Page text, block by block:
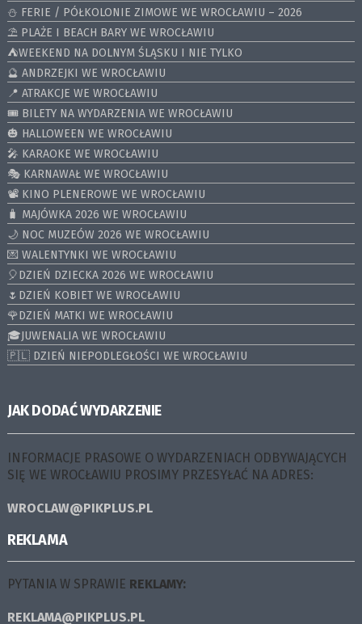
⛄️ FERIE / PÓŁKOLONIE ZIMOWE WE WROCŁAWIU – 2026
⛱️ PLAŻE I BEACH BARY WE WROCŁAWIU
⛺️WEEKEND NA DOLNYM ŚLĄSKU I NIE TYLKO
🔮 ANDRZEJKI WE WROCŁAWIU
📍 ATRAKCJE WE WROCŁAWIU
🎟️ BILETY NA WYDARZENIA WE WROCŁAWIU
🎃 HALLOWEEN WE WROCŁAWIU
🎤 KARAOKE WE WROCŁAWIU
🎭 KARNAWAŁ WE WROCŁAWIU
📽️ KINO PLENEROWE WE WROCŁAWIU
🧳 MAJÓWKA 2026 WE WROCŁAWIU
🌙 NOC MUZEÓW 2026 WE WROCŁAWIU
💌 WALENTYNKI WE WROCŁAWIU
🎈DZIEŃ DZIECKA 2026 WE WROCŁAWIU
🌷DZIEŃ KOBIET WE WROCŁAWIU
🌹DZIEŃ MATKI WE WROCŁAWIU
🎓JUWENALIA WE WROCŁAWIU
🇵🇱 DZIEŃ NIEPODLEGŁOŚCI WE WROCŁAWIU
JAK DODAĆ WYDARZENIE
INFORMACJE PRASOWE O WYDARZENIACH ODBYWAJĄCYCH
SIĘ WE WROCŁAWIU PROSIMY PRZESYŁAĆ NA ADRES:
WROCLAW@PIKPLUS.PL
REKLAMA
PYTANIA W SPRAWIE REKLAMY:
REKLAMA@PIKPLUS.PL